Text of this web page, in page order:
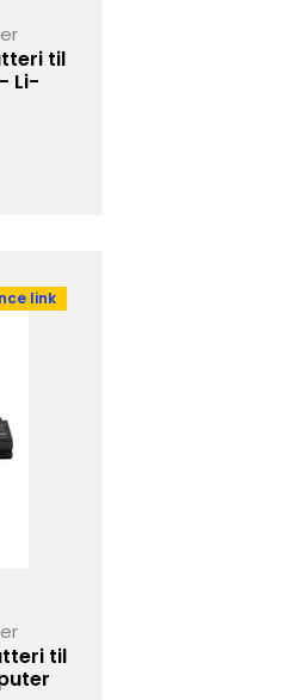
til
Li-
link
til